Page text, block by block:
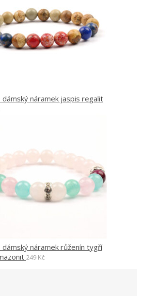
dámský náramek jaspis regalit
dámský náramek růženín tygří
249 Kč